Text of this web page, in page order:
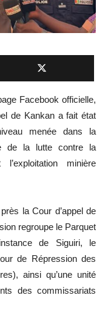
Facebook officielle,
de Kankan a fait état
menée dans la
de la lutte contre la
minière
la Cour d’appel de
regroupe le Parquet
de Siguiri, le
de Répression des
ainsi qu’une unité
des commissariats